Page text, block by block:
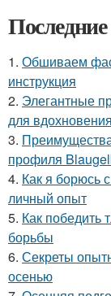
1. Обшиваем
инструкция
2. Элегантные
для вдохновения
3.
профиля
4. Как я борюсь
личный опыт
5. Как победить
борьбы
6. Секреты
осенью